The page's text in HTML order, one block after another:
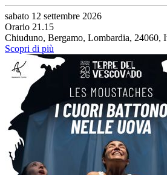
sabato 12 settembre 2026
Orario 21.15
Chiuduno, Bergamo, Lombardia, 24060,
Scopri di più